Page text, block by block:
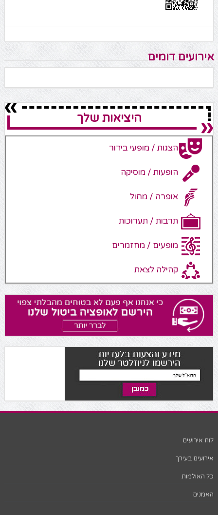
אירועים דומים
היציאות שלך
הצגות / מופעי בידור
הופעות / מוסיקה
אופרה / מחול
תרבות / תערוכות
מופעים / מחזמרים
קהילה לצאת
לוח אירועים
אירועים בעירך
כל האולמות
האמנים